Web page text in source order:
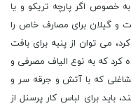
خصوص اگر پارچه تریکو و یا
و گیلان برای مصارف خاص را
می توان از پنبه برای بافت
کرد که به نوع الیاف مصرفی و
که با آتش و جرقه سر و
باید برای لباس کار پرسنل از